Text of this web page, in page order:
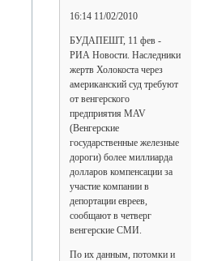
16:14 11/02/2010
БУДАПЕШТ, 11 фев -
РИА Новости. Наследники
жертв Холокоста через
американский суд требуют
от венгерского
предприятия MAV
(Венгерские
государственные железные
дороги) более миллиарда
долларов компенсации за
участие компании в
депортации евреев,
сообщают в четверг
венгерские СМИ.
По их данным, потомки и